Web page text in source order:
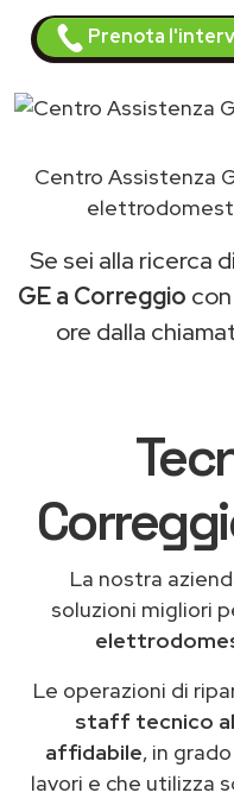
Prenota
Centro Assistenza
Se sei alla ricerca
GE a Correggio
ore dalla
La nostra
soluzioni migliori
Le operazioni di
staff tecnico
affidabile, in
lavori e che utilizza